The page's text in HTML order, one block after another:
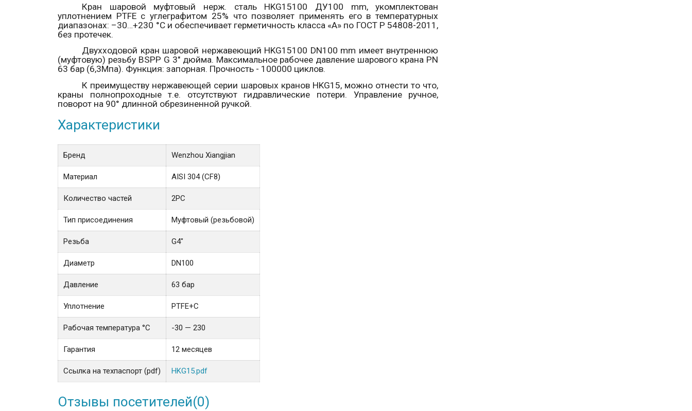
Кран шаровой муфтовый нерж. сталь HKG15100 ДУ100 mm, укомплектован
уплотнением PTFE с углеграфитом 25% что позволяет применять его в температурных
диапазонах: –30…+230 °С и обеспечивает герметичность класса «A» по ГОСТ Р 54808-2011,
без протечек.
Двухходовой кран шаровой нержавеющий HKG15100 DN100 mm имеет внутреннюю
(муфтовую) резьбу BSPP G 3" дюйма. Максимальное рабочее давление шарового крана PN
63 бар (6,3Мпа). Функция: запорная. Прочность - 100000 циклов.
К преимуществу нержавеющей серии шаровых кранов HKG15, можно отнести то что,
краны полнопроходные т.е. отсутствуют гидравлические потери. Управление ручное,
поворот на 90° длинной обрезиненной ручкой.
Характеристики
Бренд Wenzhou Xiangjian
Материал AISI 304 (CF8)
Количество частей 2PC
Тип присоединения Муфтовый (резьбовой)
Резьба G4"
Диаметр DN100
Давление 63 бар
Уплотнение PTFE+C
Рабочая температура °С -30 — 230
Гарантия 12 месяцев
Ссылка на техпаспорт (pdf) HKG15.pdf
Отзывы посетителей(0)